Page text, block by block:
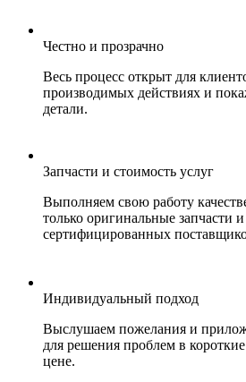
Честно и прозрачно
Весь процесс открыт для
производимых действиях и
детали.
Запчасти и стоимость услуг
Выполняем свою работу
только оригинальные запчасти
сертифицированных
Индивидуальный подход
Выслушаем пожелания и
для решения проблем в
цене.